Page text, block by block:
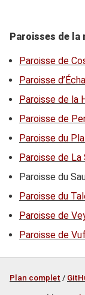
Paroisses de la
Paroisse de
Paroisse
Paroisse de la
Paroisse de
Paroisse du
Paroisse de La
Paroisse du
Paroisse du
Paroisse de
Paroisse de
Plan complet /